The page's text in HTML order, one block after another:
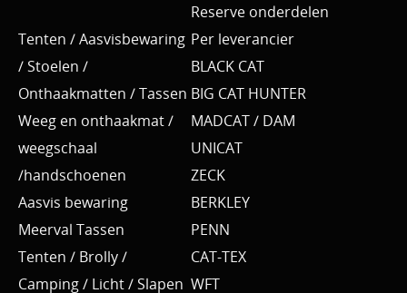
Reserve onderdelen
Tenten / Aasvisbewaring
/ Stoelen /
Onthaakmatten / Tassen
Weeg en onthaakmat /
weegschaal
/handschoenen
Aasvis bewaring
Meerval Tassen
Tenten / Brolly /
Camping / Licht / Slapen
Per leverancier
BLACK CAT
BIG CAT HUNTER
MADCAT / DAM
UNICAT
ZECK
BERKLEY
PENN
CAT-TEX
WFT